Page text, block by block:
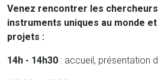
Venez rencontrer les
instruments uniques au monde
projets :
14h - 14h30 : accueil, présentation